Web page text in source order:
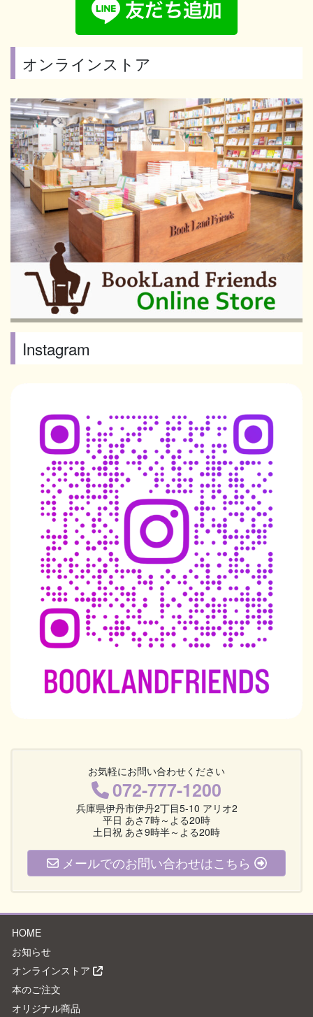
オンラインストア
Instagram
お気軽にお問い合わせください
072-777-1200
兵庫県伊丹市伊丹2丁目5-10 アリオ2
平日 あさ7時～よる20時
土日祝 あさ9時半～よる20時
メールでのお問い合わせはこちら
HOME
お知らせ
オンラインストア
本のご注文
オリジナル商品